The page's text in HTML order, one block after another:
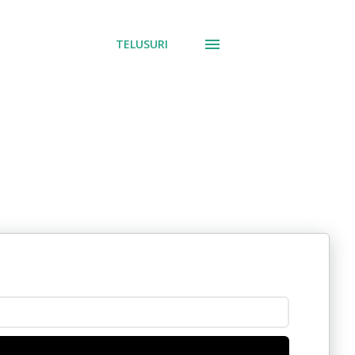
TELUSURI